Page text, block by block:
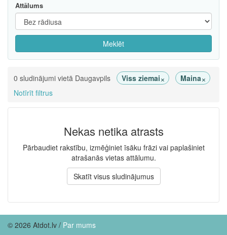
Attālums
Meklēt
0 sludinājumi vietā Daugavpils Viss ziemai× Maina×
Notīrīt filtrus
Nekas netika atrasts
Pārbaudiet rakstību, izmēģiniet īsāku frāzi vai paplašiniet
atrašanās vietas attālumu.
Skatīt visus sludinājumus
© 2026 Atdot.lv / Par mums